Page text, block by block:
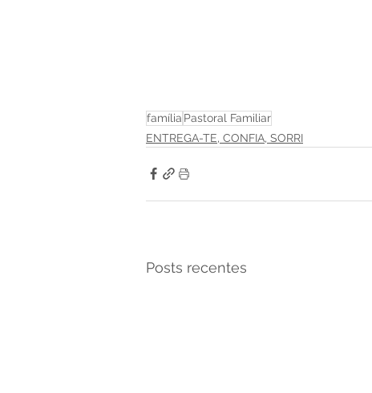
família Pastoral Familiar
ENTREGA-TE, CONFIA, SORRI
Posts recentes